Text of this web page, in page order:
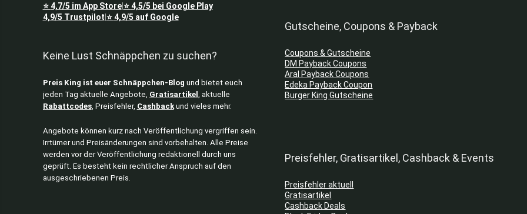
⭐4,7/5 im App Store|⭐4,5/5 bei Google Play
4,9/5 Trustpilot ⭐4,9/5 auf Google
Keine Lust Schnäppchen zu suchen?
Preis King ist euer Schnäppchen-Blog und bietet euch
jeden Tag aktuelle Angebote, Gratisartikel
, aktuelle
Rabattcodes, Preisfehler, Cashbackund vieles mehr.
Angebote können kurz nach Veröffentlichung vergriffen sein.
Irrtümer und Preisänderungen sind vorbehalten. Alle Preise
werden vor der Veröffentlichung redaktionell durch uns
geprüft. Es besteht kein rechtlicher Anspruch auf den
ausgeschriebenen Preis.
Gutscheine, Coupons & Payback
Coupons & Gutscheine
DM Payback Coupons
Aral Payback Coupons
Edeka Payback Coupon
Burger King Gutscheine
Preisfehler, Gratisartikel, Cashback & Events
Preisfehler aktuell
Gratisartikel
Cashback Deals